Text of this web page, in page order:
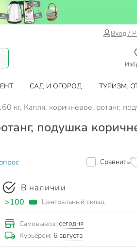
Вход /
САД И ОГОРОД ТУРИЗМ.
кг, Капля, коричневое, ротанг,
подушка
Сравнить
В наличии
>100 Центральный склад
Самовывоз: сегодня
Курьером: 6 августа